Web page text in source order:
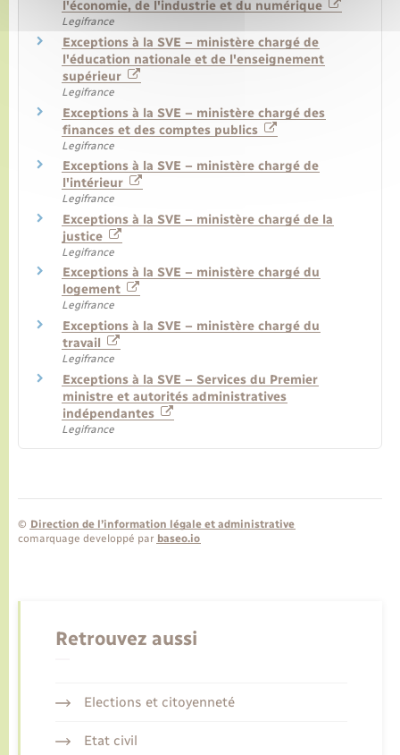
l'économie, de l'industrie et du numérique
Legifrance
Exceptions à la SVE – ministère chargé de
l'éducation nationale et de l'enseignement
supérieur
Legifrance
Exceptions à la SVE – ministère chargé des
finances et des comptes publics
Legifrance
Exceptions à la SVE – ministère chargé de
l'intérieur
Legifrance
Exceptions à la SVE – ministère chargé de la
justice
Legifrance
Exceptions à la SVE – ministère chargé du
logement
Legifrance
Exceptions à la SVE – ministère chargé du
travail
Legifrance
Exceptions à la SVE – Services du Premier
ministre et autorités administratives
indépendantes
Legifrance
© Direction de l’information légale et administrative
comarquage developpé par baseo.io
Retrouvez aussi
Elections et citoyenneté
Etat civil